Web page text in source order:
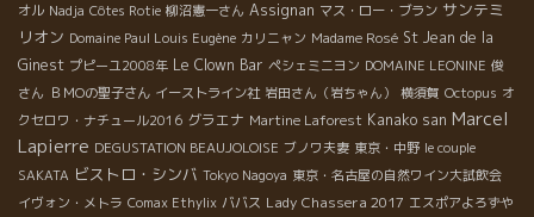
オル Nadja Côtes Rotie 柳沼憲一さん Assignan マス・ロー・ブラン サンテミ
リオン Domaine Paul Louis Eugène カリニャン Madame Rosé St Jean de la
Ginest プピーユ2008年 Le Clown Bar ペシェミニヨン DOMAINE LEONINE 俊
さん ＢＭОの聖子さん イーストライン社 岩田さん（岩ちゃん） 横須賀 Octopus オ
クセロワ・ナチュール2016 グラエナ Martine Laforest Kanako san Marcel
Lapierre DEGUSTATION BEAUJOLOISE ブノワ夫妻 東京・中野 le couple
SAKATA ビストロ・シンバ Tokyo Nagoya 東京・名古屋の自然ワイン大試飲会
イヴォン・メトラ Comax Ethylix ババス Lady Chassera 2017 エスポアよろずや